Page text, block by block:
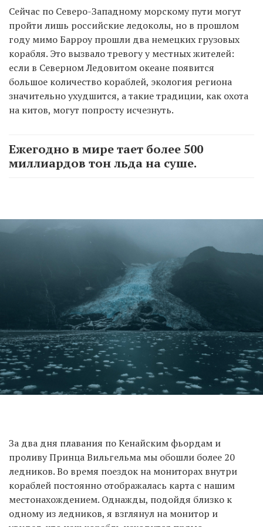
Сейчас по Северо-Западному морскому пути могут
пройти лишь российские ледоколы, но в прошлом
году мимо Барроу прошли два немецких грузовых
корабля. Это вызвало тревогу у местных жителей:
если в Северном Ледовитом океане появится
большое количество кораблей, экология региона
значительно ухудшится, а такие традиции, как охота
на китов, могут попросту исчезнуть.
Ежегодно в мире тает более 500
миллиардов тон льда на суше.
За два дня плавания по Кенайским фьордам и
проливу Принца Вильгельма мы обошли более 20
ледников. Во время поездок на мониторах внутри
кораблей постоянно отображалась карта с нашим
местонахождением. Однажды, подойдя близко к
одному из ледников, я взглянул на монитор и